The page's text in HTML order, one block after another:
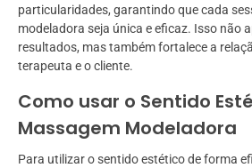
particularidades, garantindo que cada
modeladora seja única e eficaz. Isso não
resultados, mas também fortalece a
terapeuta e o cliente.
Como usar o Sentido
Massagem Modeladora
Para utilizar o sentido estético de forma